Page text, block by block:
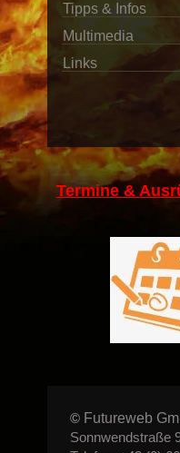
Tipps & Infos
Multimedia
Links
Termine &
© Futureweb
Sonnwendstraße